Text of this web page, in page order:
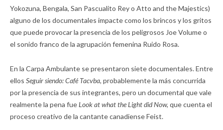
Yokozuna, Bengala, San Pascualito Rey o Atto and the Majestics)
alguno de los documentales impacte como los brincos y los gritos
que puede provocar la presencia de los peligrosos Joe Volume o
el sonido franco de la agrupación femenina Ruido Rosa.
En la Carpa Ambulante se presentaron siete documentales. Entre
ellos Seguir siendo:Café Tacvba, probablemente la más concurrida
por la presencia de sus integrantes, pero un documental que vale
realmente la pena fueLook at what the Light did Now, que cuenta el
proceso creativo de la cantante canadiense Feist.